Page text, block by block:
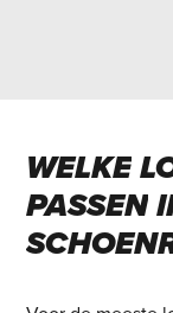
WELKE
PASSEN